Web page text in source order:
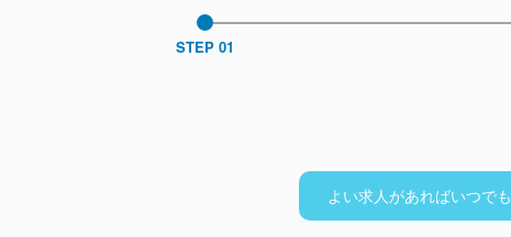
STEP 01
よい求人があればいつでも